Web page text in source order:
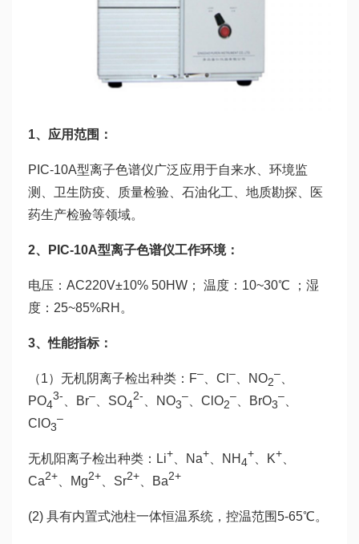
1、应用范围：
PIC-10A型离子色谱仪广泛应用于自来水、环境监
测、卫生防疫、质量检验、石油化工、地质勘探、医
药生产检验等领域。
2、PIC-10A型离子色谱仪工作环境：
电压：AC220V±10% 50HW； 温度：10~30℃ ；湿
度：25~85%RH。
3、性能指标：
（1）无机阴离子检出种类：F– 、Cl – 、NO2
–
PO4
3- 、Br– 、SO4
2- 、NO3
– 、ClO2
– 、BrO3
–
ClO3
–
无机阳离子检出种类：Li+ 、Na+ 、NH4
+ 、K+
Ca2+ 、Mg2+ 、Sr2+ 、Ba2+
(2) 具有内置式池柱一体恒温系统，控温范围5-65℃。